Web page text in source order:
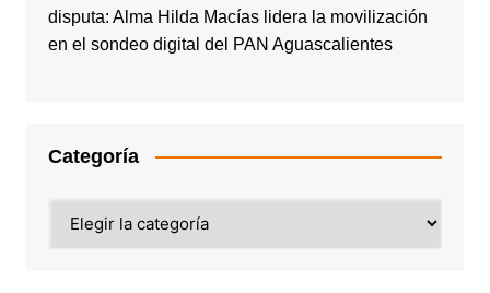
disputa: Alma Hilda Macías lidera la movilización
en el sondeo digital del PAN Aguascalientes
Categoría